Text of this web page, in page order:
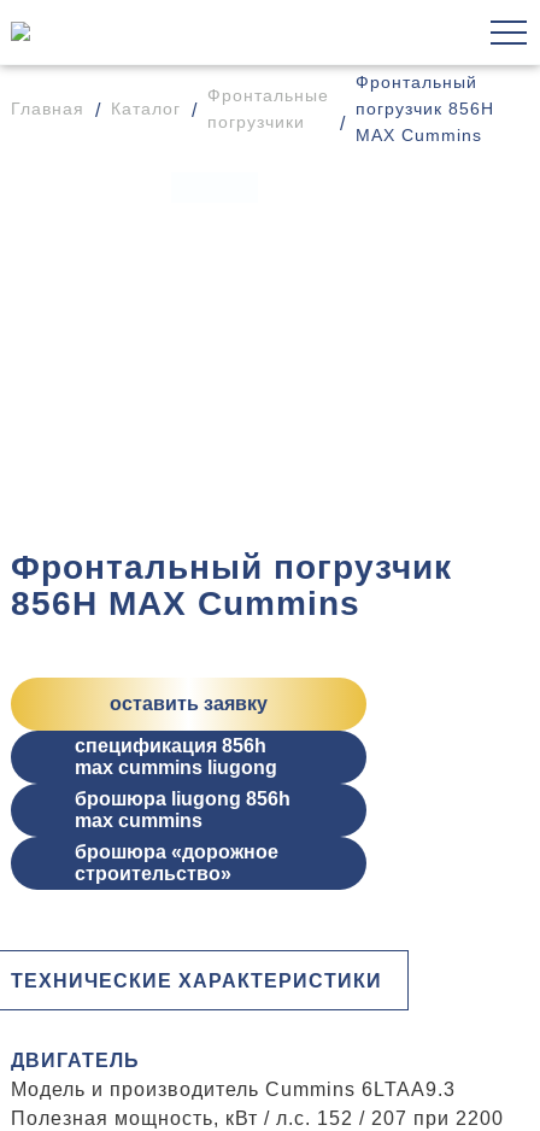
Главная Каталог
Фронтальные
погрузчики
Фронтальный
погрузчик 856H
MAX Cummins
Фронтальный погрузчик
856H MAX Cummins
оставить заявку
спецификация 856h
max cummins liugong
брошюра liugong 856h
max cummins
брошюра «дорожное
строительство»
ТЕХНИЧЕСКИЕ ХАРАКТЕРИСТИКИ
ДВИГАТЕЛЬ
Модель и производитель Cummins 6LTAA9.3
Полезная мощность, кВт / л.с. 152 / 207 при 2200